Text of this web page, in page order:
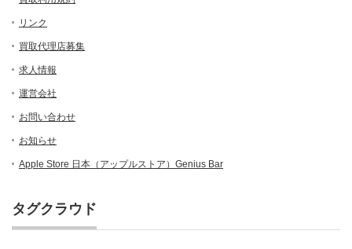
リンク
買取代理店募集
求人情報
運営会社
お問い合わせ
お知らせ
Apple Store 日本（アップルストア）Genius Bar
タグクラウド